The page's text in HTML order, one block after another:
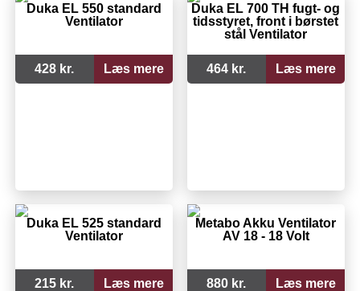
Duka EL 550 standard
Ventilator
428 kr. Læs mere
Duka EL 700 TH fugt- og
tidsstyret, front i børstet
stål Ventilator
464 kr. Læs mere
Duka EL 525 standard
Ventilator
215 kr. Læs mere
Metabo Akku Ventilator
AV 18 - 18 Volt
880 kr. Læs mere